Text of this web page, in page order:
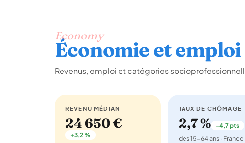
Economy
Économie et emploi
Revenus, emploi et catégories
REVENU MÉDIAN
24 650 €
+3,2 %
TAUX DE CHÔMAGE
2,7 % -4,7 pts
des 15-64 ans · France